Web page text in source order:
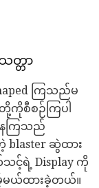
တ္တာ
ကြသည်မ
ကိုစီစဉ်ကြပါ
ေကြသည်
ဆွဲထား
င့်ရဲ့ Display ကို
မယ်ထားခဲ့တယ်။